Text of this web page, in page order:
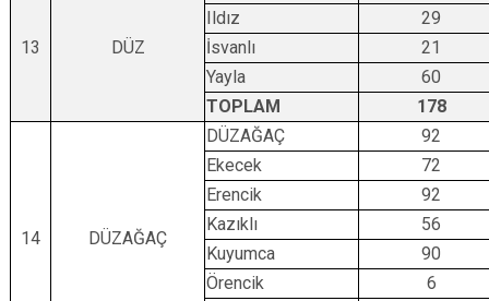
13 DÜZ
Ildız
29
İsvanlı
21
Yayla
60
TOPLAM
178
14 DÜZAĞAÇ
DÜZAĞAÇ
92
Ekecek
72
Erencik
92
Kazıklı
56
Kuyumca
90
Örencik
6